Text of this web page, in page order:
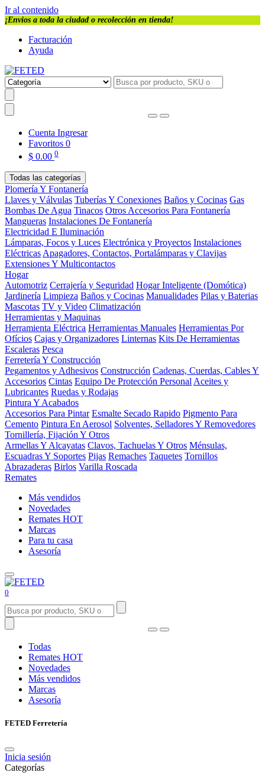
Ir al contenido
¡Envios a toda la ciudad o recolección en tienda!
Facturación
Ayuda
Cuenta Ingresar
Favoritos 0
$ 0.00 0
Todas las categorías
Plomería Y Fontanería
Llaves y Válvulas Tuberías Y Conexiones Baños y Cocinas Gas
Bombas De Agua Tinacos Otros Accesorios Para Fontanería
Mangueras Instalaciones De Fontanería
Electricidad E Iluminación
Lámparas, Focos y Luces Electrónica y Proyectos Instalaciones
Eléctricas Apagadores, Contactos, Portalámparas y Clavijas
Extensiones Y Multicontactos
Hogar
Automotriz Cerrajería y Seguridad Hogar Inteligente (Domótica)
Jardinería Limpieza Baños y Cocinas Manualidades Pilas y Baterias
Mascotas TV y Video Climatización
Herramientas y Maquinas
Herramienta Eléctrica Herramientas Manuales Herramientas Por
Ofícios Cajas y Organizadores Linternas Kits De Herramientas
Escaleras Pesca
Ferretería Y Construcción
Pegamentos y Adhesivos Construcción Cadenas, Cuerdas, Cables Y
Accesorios Cintas Equipo De Protección Personal Aceites y
Lubricantes Ruedas y Rodajas
Pintura Y Acabados
Accesorios Para Pintar Esmalte Secado Rapido Pigmento Para
Cemento Pintura En Aerosol Solventes, Selladores Y Removedores
Tornillería, Fijación Y Otros
Armellas Y Alcayatas Clavos, Tachuelas Y Otros Ménsulas,
Escuadras Y Soportes Pijas Remaches Taquetes Tornillos
Abrazaderas Birlos Varilla Roscada
Remates
Más vendidos
Novedades
Remates HOT
Marcas
Para tu casa
Asesoría
0
Todas
Remates HOT
Novedades
Más vendidos
Marcas
Asesoría
FETED Ferretería
Inicia sesión
Categorías